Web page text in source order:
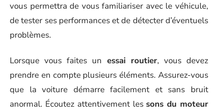
vous permettra de vous familiariser avec le véhicule,
de tester ses performances et de détecter d’éventuels
problèmes.
Lorsque vous faites un essai routier, vous devez
prendre en compte plusieurs éléments. Assurez-vous
que la voiture démarre facilement et sans bruit
anormal. Écoutez attentivement les sons du moteur